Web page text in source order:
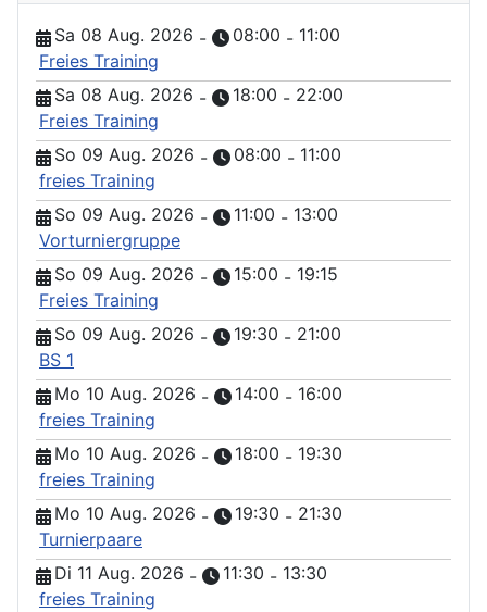
Sa 08 Aug. 2026 - 08:00 - 11:00
Freies Training
Sa 08 Aug. 2026 - 18:00 - 22:00
Freies Training
So 09 Aug. 2026 - 08:00 - 11:00
freies Training
So 09 Aug. 2026 - 11:00 - 13:00
Vorturniergruppe
So 09 Aug. 2026 - 15:00 - 19:15
Freies Training
So 09 Aug. 2026 - 19:30 - 21:00
BS 1
Mo 10 Aug. 2026 - 14:00 - 16:00
freies Training
Mo 10 Aug. 2026 - 18:00 - 19:30
freies Training
Mo 10 Aug. 2026 - 19:30 - 21:30
Turnierpaare
Di 11 Aug. 2026 - 11:30 - 13:30
freies Training